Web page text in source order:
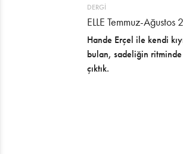
DERGİ
ELLE Temmuz-Ağustos
Hande Erçel ile kendi
bulan, sadeliğin
çıktık.